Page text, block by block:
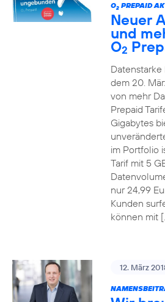
O2PREPAID
Neuer
und
O2
dem 20.
von mehr
Prepaid
Gigabytes
im Portfolio
Tarif mit 5
nur 24,99
Kunden
können mit
12. März